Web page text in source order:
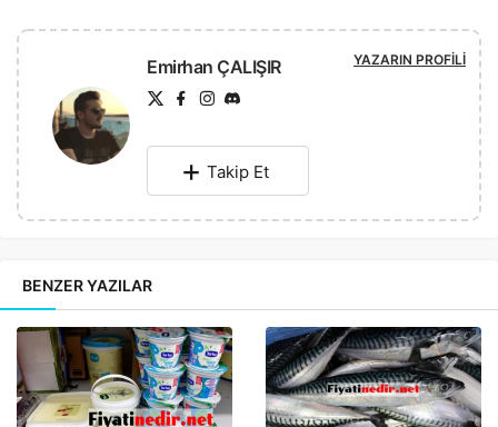
Emirhan ÇALIŞIR YAZARIN PROFILI
Takip Et
BENZER YAZILAR